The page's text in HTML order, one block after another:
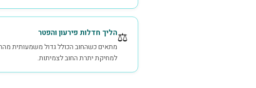
⚖️הליך חדלות פירעון והפטר
מתאים כשהחוב הכולל גדול משמעותית
למחיקת יתרת החוב לצמיתות.